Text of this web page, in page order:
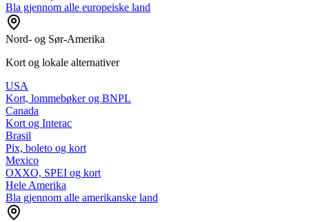
Bla gjennom alle europeiske land
Nord- og Sør-Amerika
Kort og lokale alternativer
USA
Kort, lommebøker og BNPL
Canada
Kort og Interac
Brasil
Pix, boleto og kort
Mexico
OXXO, SPEI og kort
Hele Amerika
Bla gjennom alle amerikanske land